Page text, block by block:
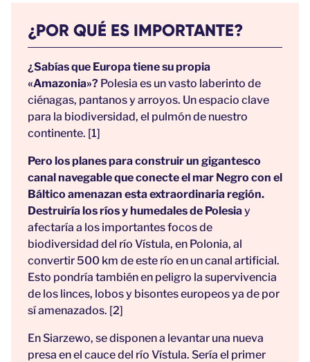
¿POR QUÉ ES IMPORTANTE?
¿Sabías que Europa tiene su propia
«Amazonia»? Polesia es un vasto laberinto de
ciénagas, pantanos y arroyos. Un espacio clave
para la biodiversidad, el pulmón de nuestro
continente. [1]
Pero los planes para construir un gigantesco
canal navegable que conecte el mar Negro con el
Báltico amenazan esta extraordinaria región.
Destruiría los ríos y humedales de Polesiay
afectaría a los importantes focos de
biodiversidad del río Vístula, en Polonia, al
convertir 500 km de este río en un canal artificial.
Esto pondría también en peligro la supervivencia
de los linces, lobos y bisontes europeos ya de por
sí amenazados. [2]
En Siarzewo, se disponen a levantar una nueva
presa en el cauce del río Vístula. Sería el primer